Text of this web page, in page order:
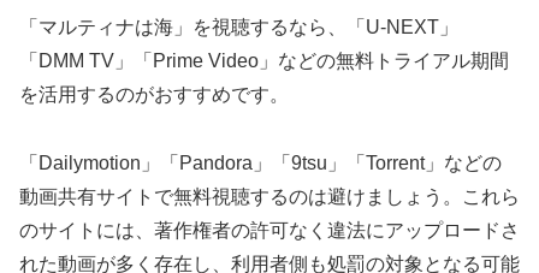
「マルティナは海」を視聴するなら、「U-NEXT」
「DMM TV」「Prime Video」などの無料トライアル期間
を活用するのがおすすめです。
「Dailymotion」「Pandora」「9tsu」「Torrent」などの
動画共有サイトで無料視聴するのは避けましょう。これら
のサイトには、著作権者の許可なく違法にアップロードさ
れた動画が多く存在し、利用者側も処罰の対象となる可能